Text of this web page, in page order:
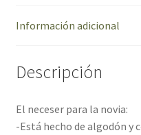
Información adicional
Descripción
El neceser para la novia:
-Está hecho de algodón y